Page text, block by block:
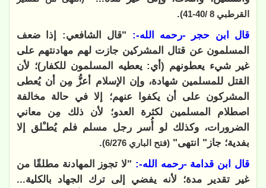
القرطبي 8 /40-41)
.
قال ابن حجر -رحمه الله-: "قال الشافعي: إذا ضعف
المسلمون عن قتال المشركين جازت لهم مهادنتهم على
غير شيء يعطونهم (أي: يعطيه المسلمون للكفار)؛ لأن
القتل للمسلمين شهادة، وإن الإسلام أعزُّ مِن أن يُعطى
المشركون على أن يكفوا عنهم؛ إلا في حالة مخالفة
اصطلام المسلمين لكثرة العدو؛ لأن ذلك مِن معاني
الضرورات، وكذلك لو أُسر رجل مسلم فلم يُطـْلق إلا
بفدية؛ جاز" انتهى" (فتح الباري 6/276)
.
قال ابن قدامة -رحمه الله-: "لا تجوز المهادنة مطلقًا من
غير تقدير مدة؛ لأنه يفضي إلى ترك الجهاد بالكلية...